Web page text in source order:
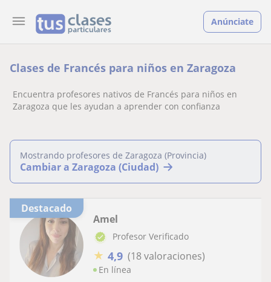
Anúnciate
Clases de Francés para niños en Zaragoza
Encuentra profesores nativos de Francés para niños en
Zaragoza que les ayudan a aprender con confianza
Mostrando profesores de Zaragoza (Provincia)
Cambiar a Zaragoza (Ciudad)
Destacado
Amel
Profesor Verificado
★ 4,9 (18 valoraciones)
En línea